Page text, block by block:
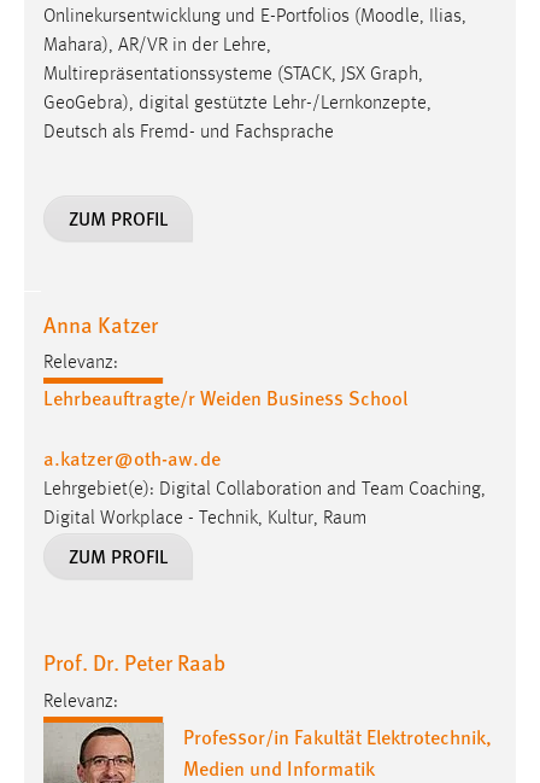
Onlinekursentwicklung und E-Portfolios (Moodle, Ilias,
Mahara), AR/VR in der Lehre,
Multirepräsentationssysteme (STACK, JSX Graph,
GeoGebra), digital gestützte Lehr-/Lernkonzepte,
Deutsch als Fremd- und Fachsprache
ZUM PROFIL
Anna Katzer
Relevanz:
Lehrbeauftragte/r Weiden Business School
a.katzer@oth-aw.de
Lehrgebiet(e): Digital Collaboration and Team Coaching,
Digital Workplace - Technik, Kultur, Raum
ZUM PROFIL
Prof. Dr. Peter Raab
Relevanz:
Professor/in Fakultät Elektrotechnik,
Medien und Informatik